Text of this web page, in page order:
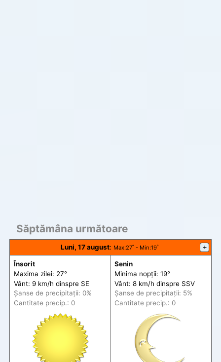
Săptămâna următoare
Luni, 17 august: Max:27˚ - Min:19˚ +
Însorit
Maxima zilei: 27°
Vânt: 9 km/h dinspre SE
Șanse de precipitații: 0%
Cantitate precip.: 0
Senin
Minima nopții: 19°
Vânt: 8 km/h dinspre SSV
Șanse de precipitații: 5%
Cantitate precip.: 0